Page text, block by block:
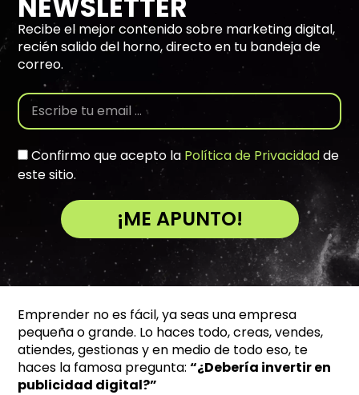
Recibe el mejor contenido sobre marketing digital,
recién salido del horno, directo en tu bandeja de
correo.
Confirmo que acepto la Política de Privacidadde
este sitio.
¡ME APUNTO!
t
r
n
a
t
Emprender no es fácil, ya seas una empresa
pequeña o grande. Lo haces todo, creas, vendes,
atiendes, gestionas y en medio de todo eso, te
haces la famosa pregunta:“¿Debería invertir en
publicidad digital?”